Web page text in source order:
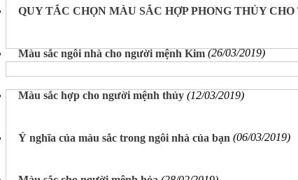
QUY TẮC CHỌN MÀU SẮC HỢP PHONG THỦY
Màu sắc ngôi nhà cho người mệnh Kim (26/03/2019)
Màu sắc hợp cho người mệnh thủy (12/03/2019)
Ý nghĩa của màu sắc trong ngôi nhà của bạn (06/03/2019)